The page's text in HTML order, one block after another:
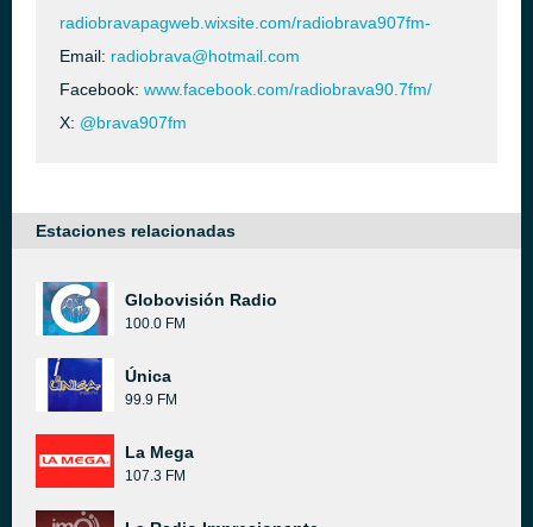
radiobravapagweb.wixsite.com/radiobrava907fm-
Email: radiobrava@hotmail.com
Facebook: www.facebook.com/radiobrava90.7fm/
X: @brava907fm
Estaciones relacionadas
Globovisión Radio
100.0 FM
Única
99.9 FM
La Mega
107.3 FM